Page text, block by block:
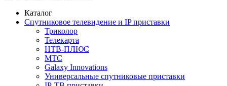
Каталог
Спутниковое телевидение и IP приставки
Триколор
Телекарта
НТВ-ПЛЮС
МТС
Galaxy Innovations
Универсальные спутниковые приставки